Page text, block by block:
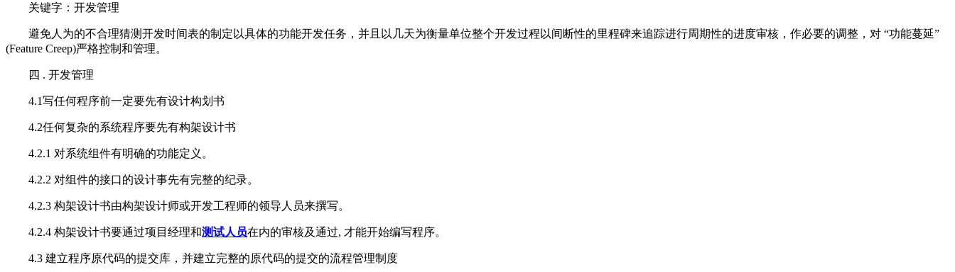
关键字：开发管理
避免人为的不合理猜测开发时间表的制定以具体的功能开发任务，并且以几天为衡量单位整个开发过程以间断性的里程碑来追踪进行周期性的进度审核，作必要的调整，对 “功能蔓延”
(Feature Creep)严格控制和管理。
四 . 开发管理
4.1写任何程序前一定要先有设计构划书
4.2任何复杂的系统程序要先有构架设计书
4.2.1 对系统组件有明确的功能定义。
4.2.2 对组件的接口的设计事先有完整的纪录。
4.2.3 构架设计书由构架设计师或开发工程师的领导人员来撰写。
4.2.4 构架设计书要通过项目经理和测试人员在内的审核及通过, 才能开始编写程序。
4.3 建立程序原代码的提交库，并建立完整的原代码的提交的流程管理制度